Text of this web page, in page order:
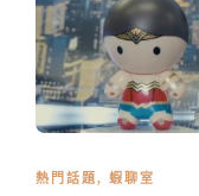
熱門話題, 蝦聊室